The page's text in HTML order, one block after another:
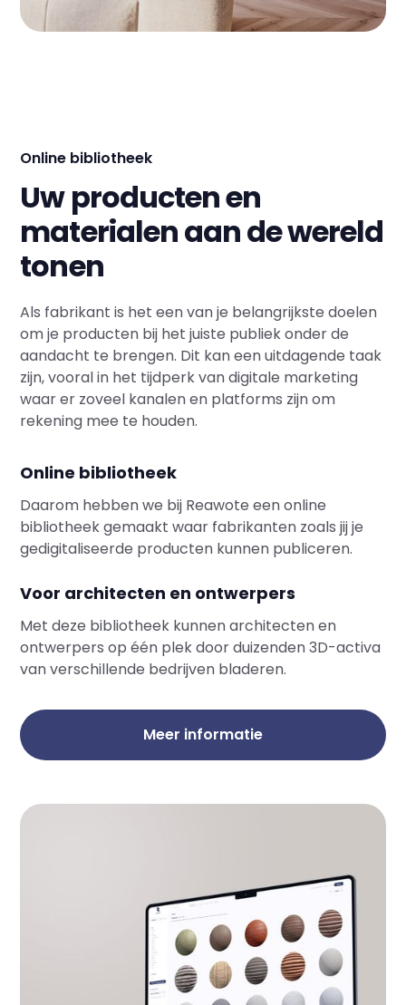
Online bibliotheek
Uw producten en
materialen aan de wereld
tonen
Als fabrikant is het een van je belangrijkste doelen
om je producten bij het juiste publiek onder de
aandacht te brengen. Dit kan een uitdagende taak
zijn, vooral in het tijdperk van digitale marketing
waar er zoveel kanalen en platforms zijn om
rekening mee te houden.
Online bibliotheek
Daarom hebben we bij Reawote een online
bibliotheek gemaakt waar fabrikanten zoals jij je
gedigitaliseerde producten kunnen publiceren.
Voor architecten en ontwerpers
Met deze bibliotheek kunnen architecten en
ontwerpers op één plek door duizenden 3D-activa
van verschillende bedrijven bladeren.
Meer informatie